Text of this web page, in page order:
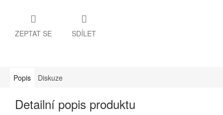
ZEPTAT SE SDÍLET
Popis Diskuze
Detailní popis produktu